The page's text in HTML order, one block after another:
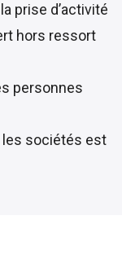
prise d’activité
hors ressort
personnes
les sociétés est